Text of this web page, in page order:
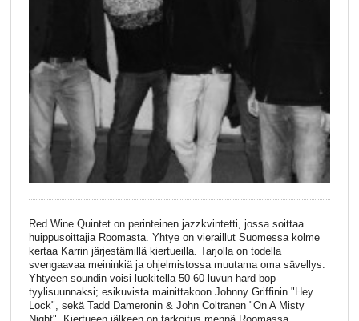
Red Wine Quintet on perinteinen jazzkvintetti, jossa soittaa
huippusoittajia Roomasta. Yhtye on vieraillut Suomessa kolme
kertaa Karrin järjestämillä kiertueilla. Tarjolla on todella
svengaavaa meininkiä ja ohjelmistossa muutama oma sävellys.
Yhtyeen soundin voisi luokitella 50-60-luvun hard bop-
tyylisuunnaksi; esikuvista mainittakoon Johnny Griffinin "Hey
Lock", sekä Tadd Dameronin & John Coltranen "On A Misty